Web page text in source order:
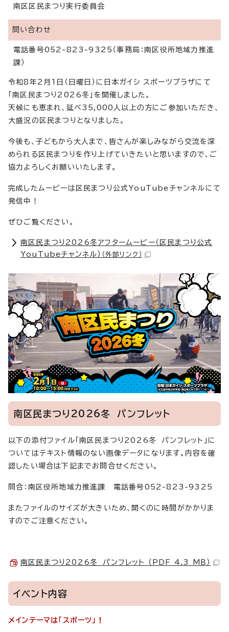
南区区民まつり実行委員会
問い合わせ
電話番号052-823-9325（事務局：南区役所地域力推進
課）
令和8年2月1日（日曜日）に日本ガイシ スポーツプラザにて
「南区民まつり2026冬」を開催しました。
天候にも恵まれ、延べ35,000人以上の方にご参加いただき、
大盛況の区民まつりとなりました。
今後も、子どもから大人まで、皆さんが楽しみながら交流を深
められる区民まつりを作り上げていきたいと思いますので、ご
協力よろしくお願いいたします。
完成したムービーは区民まつり公式YouTubeチャンネルにて
発信中！
ぜひご覧ください。
南区民まつり2026冬アフタームービー（区民まつり公式
YouTubeチャンネル） （外部リンク）
南区民まつり2026冬 パンフレット
以下の添付ファイル「南区民まつり2026冬 パンフレット」に
ついてはテキスト情報のない画像データになります。内容を確
認したい場合は下記までお問合せください。
問合：南区役所地域力推進課 電話番号052-823-9325
またファイルのサイズが大きいため、開くのに時間がかかりま
すのでご注意ください。
南区民まつり2026冬 パンフレット （PDF 4.3 MB）
イベント内容
メインテーマは「スポーツ」！